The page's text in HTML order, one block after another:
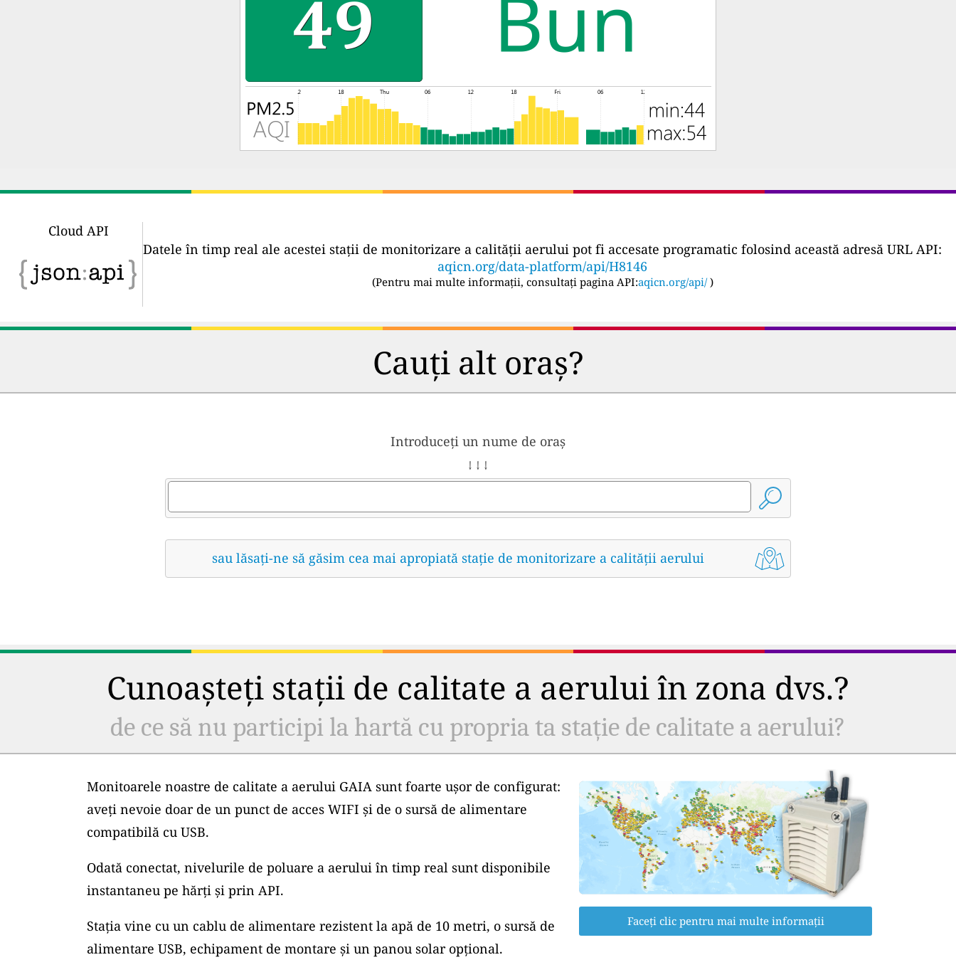
Cloud API
Datele în timp real ale acestei stații de monitorizare a calității aerului pot fi accesate programatic folosind această adresă URL API:
aqicn.org/data-platform/api/H8146
(Pentru mai multe informații, consultați pagina API:aqicn.org/api/ )
Cauți alt oraș?
Introduceți un nume de oraș
↓ ↓ ↓
sau lăsați-ne să găsim cea mai apropiată stație de monitorizare a calității aerului
Cunoașteți stații de calitate a aerului în zona dvs.?
de ce să nu participi la hartă cu propria ta stație de calitate a aerului?
Monitoarele noastre de calitate a aerului GAIA sunt foarte ușor de configurat:
aveți nevoie doar de un punct de acces WIFI și de o sursă de alimentare
compatibilă cu USB.
Odată conectat, nivelurile de poluare a aerului în timp real sunt disponibile
instantaneu pe hărți și prin API.
Stația vine cu un cablu de alimentare rezistent la apă de 10 metri, o sursă de
alimentare USB, echipament de montare și un panou solar opțional.
Faceți clic pentru mai multe informații